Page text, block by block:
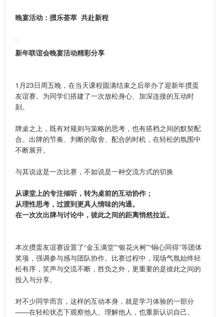
晚宴活动： 掼乐荟萃 共赴新程
新年联谊会晚宴活动精彩分享
1月23日周五晚，在当天课程圆满结束之后举办了迎新年掼蛋
友谊赛。 为同学们搭建了一次放松身心、加深连接的互动时
刻。
牌桌之上，既有对规则与策略的思考，也有搭档之间的默契配
合。出牌的节奏、判断的取舍、配合的时机，在轻松的氛围中
不断展开。
与其说这是一次比赛，不如说是一种交流方式的切换
从课堂上的专注倾听，转为桌前的互动协作；
从理性思考，过渡到更具人情味的沟通。
在一次次出牌与讨论中，彼此之间的距离悄然拉近。
本次掼蛋友谊赛设置了“金玉满堂”“银花火树”“铜心同得”等团体
奖项，强调参与感与团队协作。 比赛过程中，现场气氛始终轻
松有序，笑声与交流不断，胜负之外，更重要的是彼此之间的
投入与分享。
对不少同学而言，这样的互动本身，就是学习体验的一部分
——在轻松状态下观察他人、理解他人，也重新认识自己。